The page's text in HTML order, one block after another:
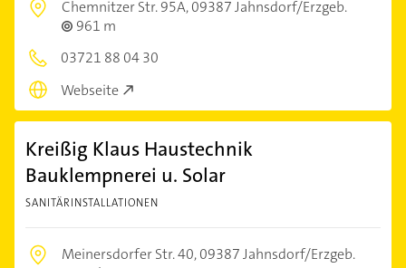
Chemnitzer Str. 95A,09387 Jahnsdorf/Erzgeb.
961 m
03721 88 04 30
Webseite
Kreißig Klaus Haustechnik
Bauklempnerei u. Solar
SANITÄRINSTALLATIONEN
Meinersdorfer Str. 40,09387 Jahnsdorf/Erzgeb.